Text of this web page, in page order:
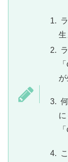
生
が
に